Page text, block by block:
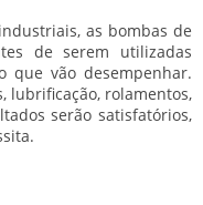
as bombas de
de serem utilizadas
que vão desempenhar.
lubrificação, rolamentos,
serão satisfatórios,